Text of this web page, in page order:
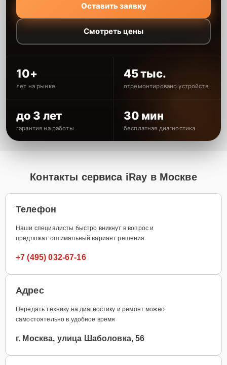
Оставить заявку
Смотреть цены
10+
лет на рынке
45 тыс.
отремонтировано устройств
до 3 лет
гарантия на работы
30 мин
бесплатная диагностика
Контакты сервиса iRay в Москве
Телефон
Наши специалисты быстро вникнут в вопрос и
предложат оптимальный вариант решения
+7 (495) 032-67-16
Адрес
Передать технику на диагностику и ремонт можно
самостоятельно в удобное время
г. Москва, улица Шаболовка, 56